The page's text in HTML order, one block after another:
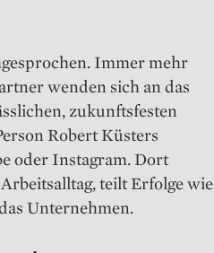
Immer mehr
wenden sich an das
zukunftsfesten
Robert Küsters
oder Instagram. Dort
teilt Erfolge wie
Unternehmen.